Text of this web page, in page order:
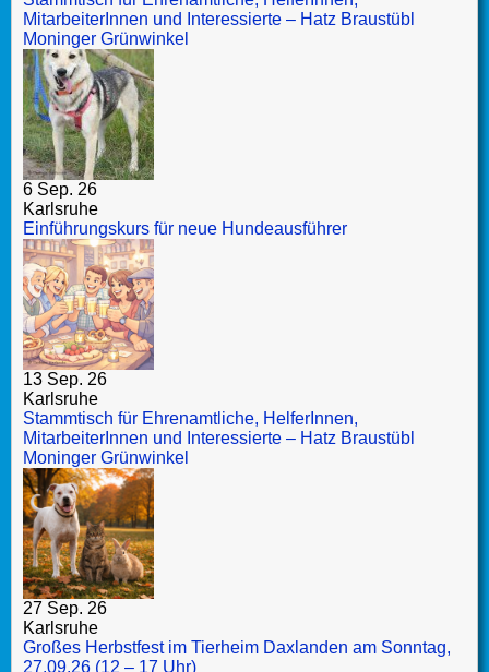
MitarbeiterInnen und Interessierte – Hatz Braustübl
Moninger Grünwinkel
6 Sep. 26
Karlsruhe
Einführungskurs für neue Hundeausführer
13 Sep. 26
Karlsruhe
Stammtisch für Ehrenamtliche, HelferInnen,
MitarbeiterInnen und Interessierte – Hatz Braustübl
Moninger Grünwinkel
27 Sep. 26
Karlsruhe
Großes Herbstfest im Tierheim Daxlanden am Sonntag,
27.09.26 (12 – 17 Uhr)